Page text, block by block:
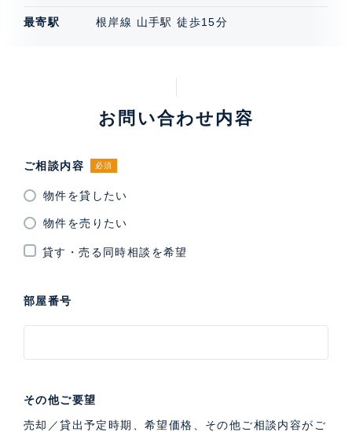
最寄駅 根岸線 山手駅 徒歩15分
お問い合わせ内容
ご相談内容 必須
物件を貸したい
物件を売りたい
貸す・売る同時相談を希望
部屋番号
その他ご要望
売却／貸出予定時期、希望価格、その他ご相談内容がご